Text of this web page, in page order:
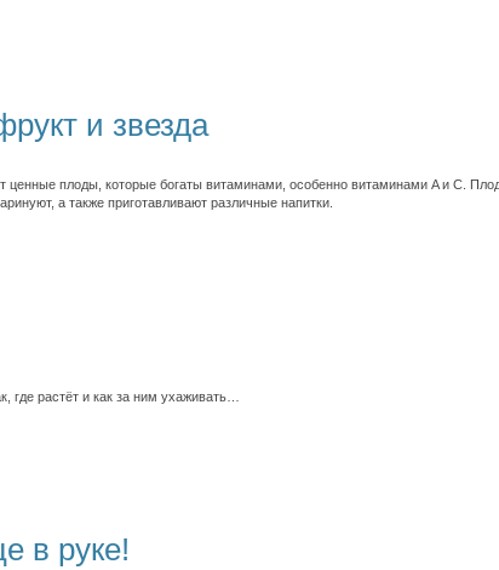
и звезда
ценные плоды, которые богаты витаминами, особенно витаминами A и С.
а также приготавливают различные напитки.
где растёт и как за ним ухаживать…
в руке!